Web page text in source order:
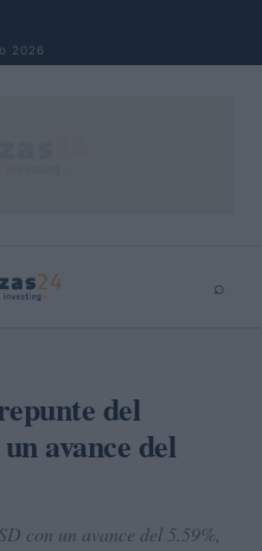
2026
⌕
del
avance del
con un avance del 5.59%,